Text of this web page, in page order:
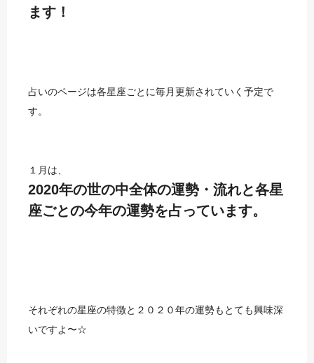
ます！
占いのページは各星座ごとに毎月更新されていく予定で
す。
１月は、
2020年の世の中全体の運勢・流れと各星
座ごとの今年の運勢を占っています。
それぞれの星座の特徴と２０２０年の運勢もとても興味深
いですよ〜☆